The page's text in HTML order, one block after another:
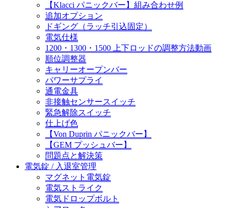
【Klacci パニックバー】組み合わせ例
追加オプション
ドギング（ラッチ引込固定）
電気仕様
1200・1300・1500 上下ロッドの調整方法動画
順位調整器
キャリーオープンバー
パワーサプライ
通電金具
非接触センサースイッチ
緊急解除スイッチ
仕上げ色
【Von Duprin パニックバー】
【GEM プッシュバー】
問題点と解決策
電気錠 / 入退室管理
マグネット電気錠
電気ストライク
電気ドロップボルト